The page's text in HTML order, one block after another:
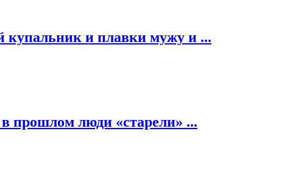
и плавки мужу и ...
прошлом люди «старели» ...